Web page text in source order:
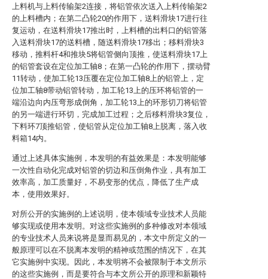
上料机与上料传输架2连接，将铝管依次送入上料传输架2
的上料槽内；在第二凸轮20的作用下，送料滑块17进行往
复运动，在送料滑块17推出时，上料槽的出料口的铝管落
入送料滑块17的送料槽，随送料滑块17移出；移料滑块3
移动，推料杆4和推块5将铝管侧向顶推，使送料滑块17上
的铝管套设在定位加工轴8；在第一凸轮的作用下，摆动臂
11转动，使加工轮13压覆在定位加工轴8上的铝管上，定
位加工轴8带动铝管转动，加工轮13上的压环将铝管的一
端沿边向内压弯形成倒角，加工轮13上的环形切刀将铝管
的另一端进行环切，完成加工过程；之后移料滑块3复位，
下料环7顶推铝管，使铝管从定位加工轴8上脱离，落入收
料箱14内。
通过上述具体实施例，本发明的有益效果是：本发明能够
一次性自动化完成对铝管的切边和压倒角作业，具有加工
效率高，加工质量好，不易变形的优点，降低了生产成
本，使用效果好。
对所公开的实施例的上述说明，使本领域专业技术人员能
够实现或使用本发明。对这些实施例的多种修改对本领域
的专业技术人员来说将是显而易见的，本文中所定义的一
般原理可以在不脱离本发明的精神或范围的情况下，在其
它实施例中实现。因此，本发明将不会被限制于本文所示
的这些实施例，而是要符合与本文所公开的原理和新颖特